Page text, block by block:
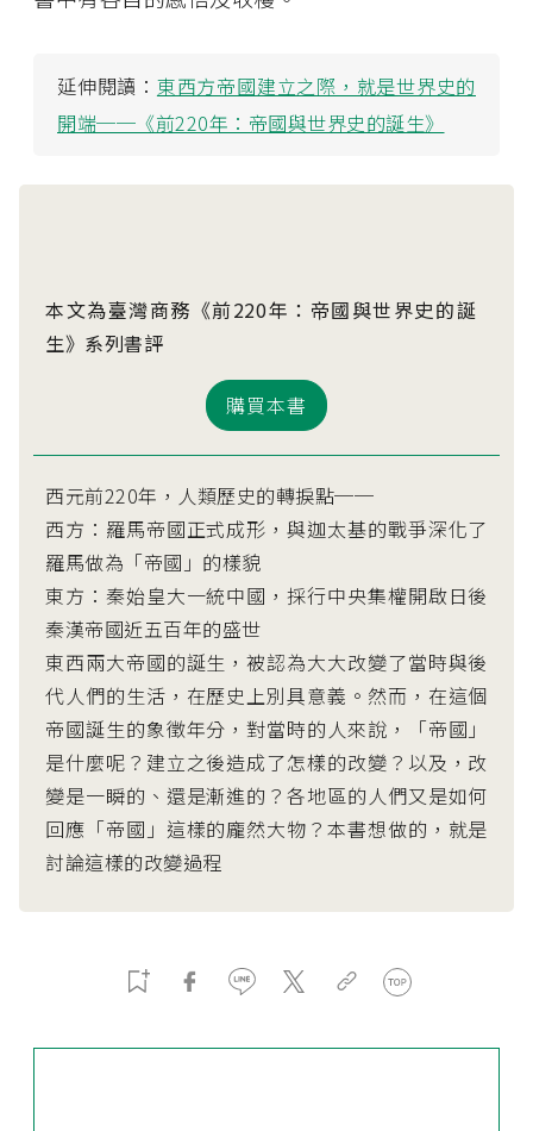
延伸閱讀： 東西方帝國建立之際，就是世界史的
開端──《前220年：帝國與世界史的誕生》
本文為臺灣商務《前220年：帝國與世界史的誕
生》系列書評
購買本書
西元前220年，人類歷史的轉捩點──
西方：羅馬帝國正式成形，與迦太基的戰爭深化了
羅馬做為「帝國」的樣貌
東方：秦始皇大一統中國，採行中央集權開啟日後
秦漢帝國近五百年的盛世
東西兩大帝國的誕生，被認為大大改變了當時與後
代人們的生活，在歷史上別具意義。然而，在這個
帝國誕生的象徵年分，對當時的人來說，「帝國」
是什麼呢？建立之後造成了怎樣的改變？以及，改
變是一瞬的、還是漸進的？各地區的人們又是如何
回應「帝國」這樣的龐然大物？本書想做的，就是
討論這樣的改變過程